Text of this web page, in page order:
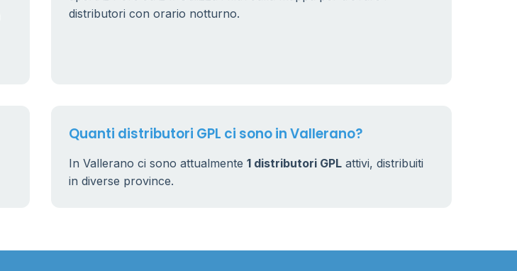
distributori con orario notturno.
Quanti distributori GPL ci sono in Vallerano?
In Vallerano ci sono attualmente 1 distributori GPL attivi, distribuiti
in diverse province.